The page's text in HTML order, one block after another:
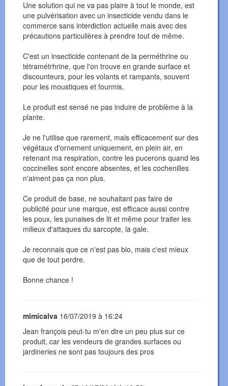
Une solution qui ne va pas plaire à tout le monde, est
une pulvérisation avec un insecticide vendu dans le
commerce sans interdiction actuelle mais avec des
précautions particulières à prendre tout de même.
C'est un insecticide contenant de la perméthrine ou
tétramétrhrine, que l'on trouve en grande surface et
discounteurs, pour les volants et rampants, souvent
pour les moustiques et fourmis.
Le produit est sensé ne pas induire de problème à la
plante.
Je ne l'utilise que rarement, mais efficacement sur des
végétaux d'ornement uniquement, en plein air, en
retenant ma respiration, contre les pucerons quand les
coccinelles sont encore absentes, et les cochenilles
n'aiment pas ça non plus.
Ce produit de base, ne souhaitant pas faire de
publicité pour une marque, est efficace aussi contre
les poux, les punaises de lit et même pour traiter les
milieux d'attaques du sarcopte, la gale.
Je reconnais que ce n'est pas bio, mais c'est mieux
que de tout perdre.
Bonne chance !
mimicalva 16/07/2019 à 16:24
Jean françois peut-tu m'en dire un peu plus sur ce
produit, car les vendeurs de grandes surfaces ou
jardineries ne sont pas toujours des pros